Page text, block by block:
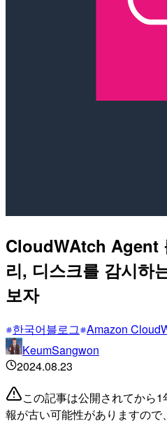
CloudWAtch Agent
리, 디스크를 감시하
보자
한국어블로그 Amazon
KeumSangwon
2024.08.23
この記事は公開されてから
報が古い可能性がありますので